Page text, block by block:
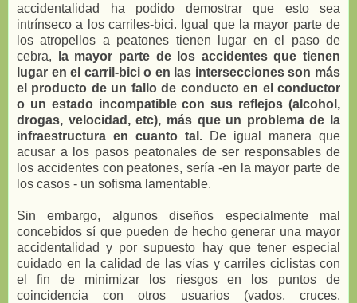
accidentalidad ha podido demostrar que esto sea
intrínseco a los carriles-bici. Igual que la mayor parte de
los atropellos a peatones tienen lugar en el paso de
cebra,
la mayor parte de los accidentes que tienen
lugar en el carril-bici o en las intersecciones son más
el producto de un fallo de conducto en el conductor
o un estado incompatible con sus reflejos (alcohol,
drogas, velocidad, etc), más que un problema de la
infraestructura en cuanto tal. De igual manera que
acusar a los pasos peatonales de ser responsables de
los accidentes con peatones, sería -en la mayor parte de
los casos - un sofisma lamentable.
Sin embargo, algunos diseños especialmente mal
concebidos sí que pueden de hecho generar una mayor
accidentalidad y por supuesto hay que tener especial
cuidado en la calidad de las vías y carriles ciclistas con
el fin de minimizar los riesgos en los puntos de
coincidencia con otros usuarios (vados, cruces,